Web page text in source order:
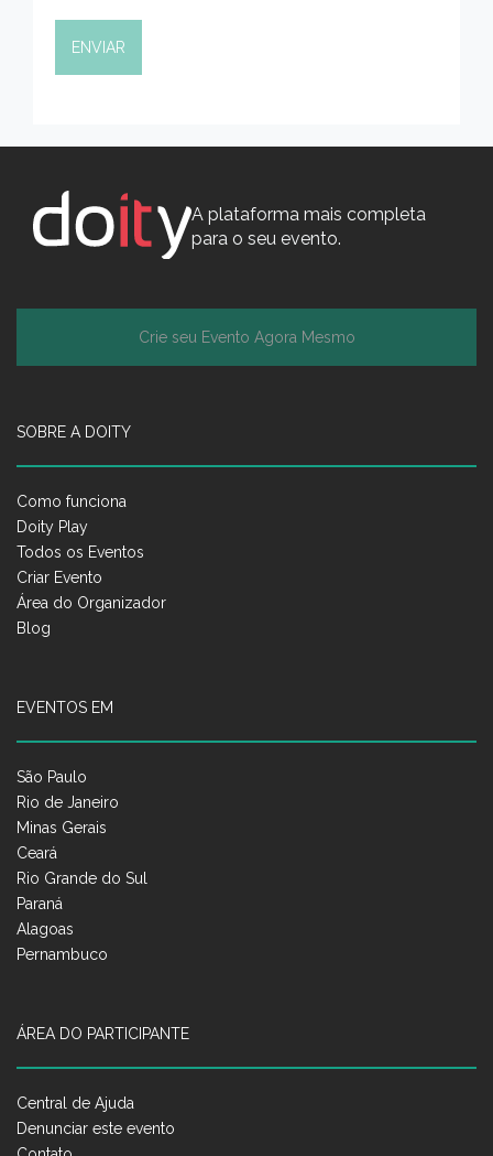
A plataforma mais completa
para o seu evento.
Crie seu Evento Agora Mesmo
SOBRE A DOITY
Como funciona
Doity Play
Todos os Eventos
Criar Evento
Área do Organizador
Blog
EVENTOS EM
São Paulo
Rio de Janeiro
Minas Gerais
Ceará
Rio Grande do Sul
Paraná
Alagoas
Pernambuco
ÁREA DO PARTICIPANTE
Central de Ajuda
Denunciar este evento